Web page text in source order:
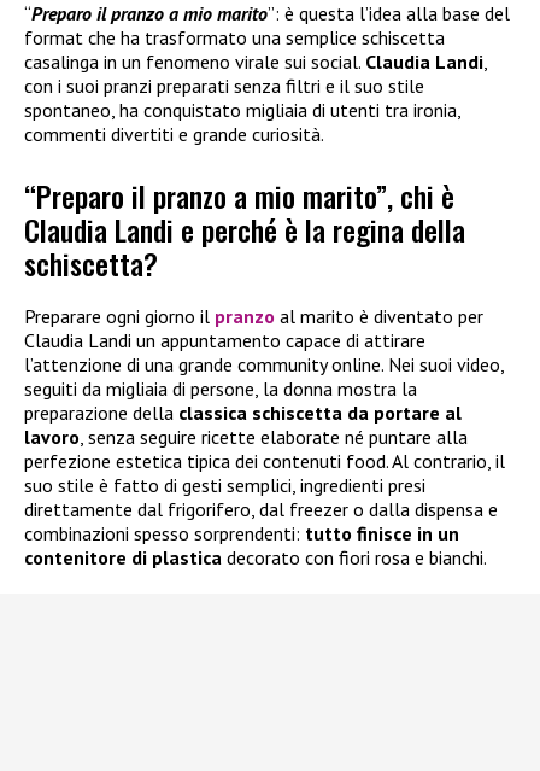
“Preparo il pranzo a mio marito”: è questa l’idea alla base del
format che ha trasformato una semplice schiscetta
casalinga in un fenomeno virale sui social. Claudia Landi,
con i suoi pranzi preparati senza filtri e il suo stile
spontaneo, ha conquistato migliaia di utenti tra ironia,
commenti divertiti e grande curiosità.
“Preparo il pranzo a mio marito”, chi è
Claudia Landi e perché è la regina della
schiscetta?
Preparare ogni giorno il pranzo al marito è diventato per
Claudia Landi un appuntamento capace di attirare
l’attenzione di una grande community online. Nei suoi video,
seguiti da migliaia di persone, la donna mostra la
preparazione della classica schiscetta da portare al
lavoro , senza seguire ricette elaborate né puntare alla
perfezione estetica tipica dei contenuti food. Al contrario, il
suo stile è fatto di gesti semplici, ingredienti presi
direttamente dal frigorifero, dal freezer o dalla dispensa e
combinazioni spesso sorprendenti: tutto finisce in un
contenitore di plastica decorato con fiori rosa e bianchi.